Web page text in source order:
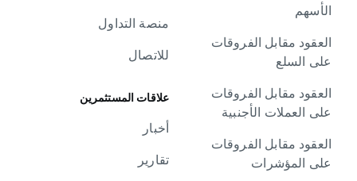
الأسهم
العقود مقابل الفروقات
على السلع
العقود مقابل الفروقات
على العملات الأجنبية
العقود مقابل الفروقات
على المؤشرات
منصة التداول
للاتصال
علاقات المستثمرين
أخبار
تقارير